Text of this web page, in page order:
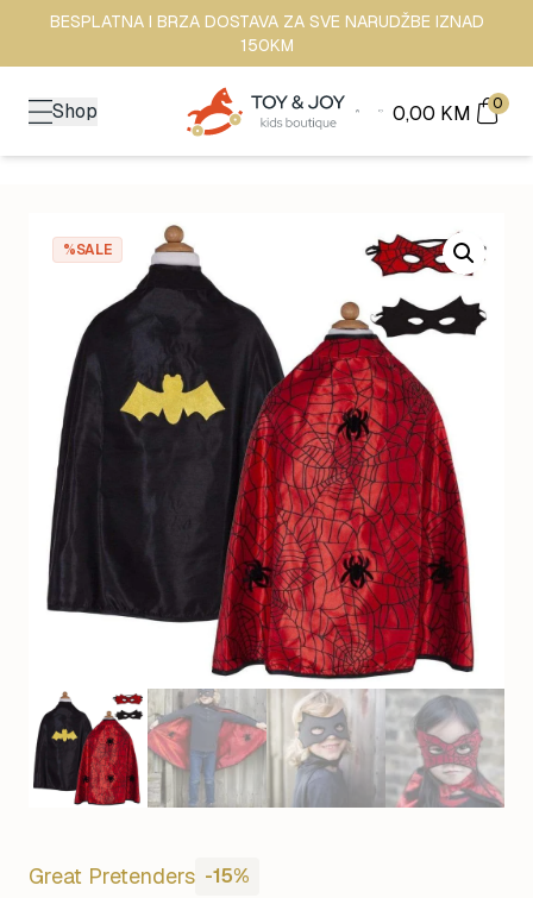
BESPLATNA I BRZA DOSTAVA ZA SVE NARUDŽBE IZNAD
150KM
Shop 0,00 KM 0
%SALE
Great Pretenders -15%